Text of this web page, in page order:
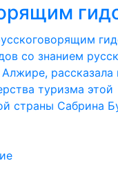
со знанием
Алжире, рассказала
туризма этой
страны Сабрина